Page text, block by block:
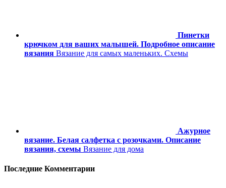
Пинетки
крючком для ваших малышей. Подробное описание
вязания Вязание для самых маленьких. Схемы
Ажурное
вязание. Белая салфетка с розочками. Описание
вязания, схемы Вязание для дома
Последние Комментарии